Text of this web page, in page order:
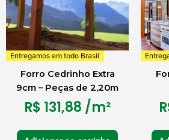
Entregamos em todo Brasil
Forro Cedrinho Extra
9cm – Peças de 2,20m
R$ 131,88 /m²